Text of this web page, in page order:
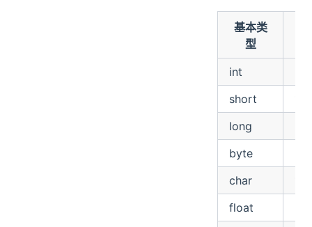
基本类
型
int
short
long
byte
char
float